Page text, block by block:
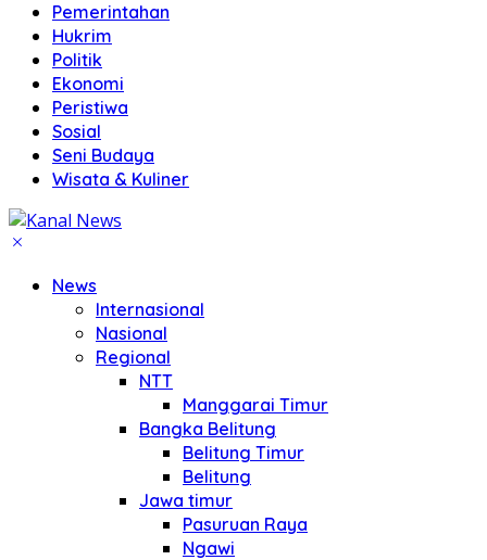
Pemerintahan
Hukrim
Politik
Ekonomi
Peristiwa
Sosial
Seni Budaya
Wisata & Kuliner
News
Internasional
Nasional
Regional
NTT
Manggarai Timur
Bangka Belitung
Belitung Timur
Belitung
Jawa timur
Pasuruan Raya
Ngawi